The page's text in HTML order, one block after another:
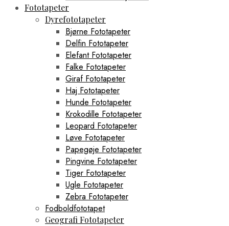
Fototapeter
Dyrefototapeter
Bjørne Fototapeter
Delfin Fototapeter
Elefant Fototapeter
Falke Fototapeter
Giraf Fototapeter
Haj Fototapeter
Hunde Fototapeter
Krokodille Fototapeter
Leopard Fototapeter
Løve Fototapeter
Papegøje Fototapeter
Pingvine Fototapeter
Tiger Fototapeter
Ugle Fototapeter
Zebra Fototapeter
Fodboldfototapet
Geografi Fototapeter